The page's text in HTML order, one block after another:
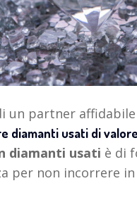
un partner
diamanti usati di valore
diamanti usati è di
per non incorrere